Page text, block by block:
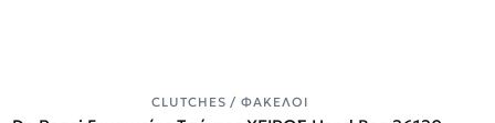
CLUTCHES / ΦΆΚΕΛΟΙ